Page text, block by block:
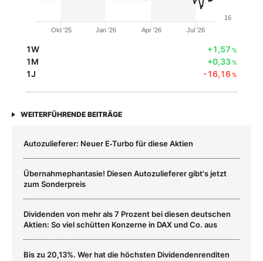
Okt '25 Jan '26 Apr '26 Jul '26
16
1W +1,57 %
1M +0,33%
1J -16,16%
WEITERFÜHRENDE BEITRÄGE
Autozulieferer: Neuer E‑Turbo für diese Aktien
Übernahmephantasie! Diesen Autozulieferer gibt's jetzt
zum Sonderpreis
Dividenden von mehr als 7 Prozent bei diesen deutschen
Aktien: So viel schütten Konzerne in DAX und Co. aus
Bis zu 20,13%. Wer hat die höchsten Dividendenrenditen